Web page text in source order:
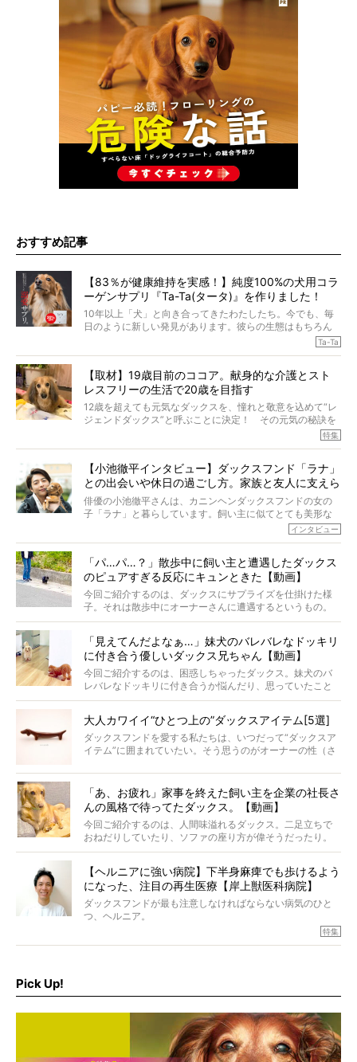
おすすめ記事
【83％が健康維持を実感！】純度100%の犬用コラ
ーゲンサプリ『Ta-Ta(タータ)』を作りました！
10年以上「犬」と向き合ってきたわたしたち。今でも、毎
日のように新しい発見があります。彼らの生態はもちろん
のこと、「食事」に関することも同じです。昔の犬は25年
代の犬の食事は“ある重要な栄養”が不足しがちになっている
というのです。
それを効率よくおぎなってくれるのが、コラーゲン！ そ
こでわたしたちは、純度100%の犬用コラーゲンサプリ
『Ta-Ta(タータ)』を作りました！
愛犬家の83％が「健康維持を実感した」と評判のTa-Ta(タ
か届きますように。
Ta-Ta
【取材】19歳目前のココア。献身的な介護とスト
レスフリーの生活で20歳を目指す
12歳を超えても元気なダックスを、憧れと敬意を込めて“レ
ジェンドダックス”と呼ぶことに決定！ その元気の秘訣を
オーナーさんに伺うのが、特集『レジェンドダックスの肖
く」というオーナーさんのポリシーのもと、甘やかさずに
育てられ、18歳になるまで定期検査すらしたことがなかっ
たというココアくん。果たしてその長生きの秘訣とは。
特集
【小池徹平インタビュー】ダックスフンド「ラナ」
との出会いや休日の過ごし方。家族と友人に支えら
れてー
俳優の小池徹平さんは、カニンヘンダックスフンドの女の
子「ラナ」と暮らしています。飼い主に似てとても美形な
ラナは、現在８才。小池さんのインスタグラムでは、ラナ
ケメンから愛されているラナは、去年の誕生日に小池さん
からプレゼントしてもらったハーネスをつけて撮影に参加
してくれました。
インタビュー
「パ…パ…？」散歩中に飼い主と遭遇したダックス
のピュアすぎる反応にキュンときた【動画】
今回ご紹介するのは、ダックスにサプライズを仕掛けた様
子。それは散歩中にオーナーさんに遭遇するというもの。
戸惑って歩きを止めたり、すぐに気付いて追いかけたり、
「見えてんだよなぁ…」妹犬のバレバレなドッキリ
に付き合う優しいダックス兄ちゃん【動画】
今回ご紹介するのは、困惑しちゃったダックス。妹犬のバ
レバレなドッキリに付き合うか悩んだり、思っていたこと
と違う事態に陥ったり。そんなお悩み全開なダックスの様
大人カワイイ“ひとつ上の”ダックスアイテム[5選]
ダックスフンドを愛する私たちは、いつだって“ダックスア
イテム”に囲まれていたい。そう思うのがオーナーの性（さ
ムをご紹介。
「あ、お疲れ」家事を終えた飼い主を企業の社長さ
んの風格で待ってたダックス。【動画】
今回ご紹介するのは、人間味溢れるダックス。二足立ちで
おねだりしていたり、ソファの座り方が偉そうだったり。
今にも言葉を発しそうなダックスの姿は、もう人間にしか
【ヘルニアに強い病院】下半身麻痺でも歩けるよう
になった、注目の再生医療【岸上獣医科病院】
ダックスフンドが最も注意しなければならない病気のひと
つ、ヘルニア。
特集『ヘルニアに、負けない』では、ヘルニアに強い動物
を点滴投与する治療により、歩けなかった子が投与37日で
特集
Pick Up!